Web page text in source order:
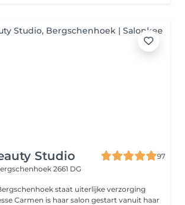
Studio
97
2661 DG
staat uiterlijke verzorging